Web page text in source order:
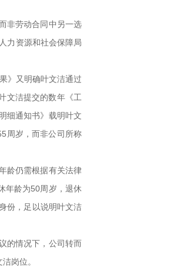
非劳动合同中另一选
力资源和社会保障局
》又明确叶文洁通过
文洁提交的数年《工
细通知书》载明叶文
周岁，而非公司所称
龄仍需根据有关法律
年龄为50周岁，退休
份，足以说明叶文洁
的情况下，公司转而
岗位。